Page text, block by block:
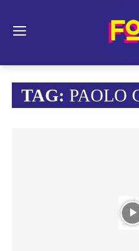
TAG: PAOLO